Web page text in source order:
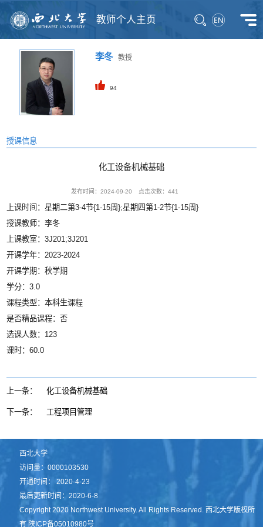
教师个人主页
李冬教授
94
授课信息
化工设备机械基础
发布时间：2024-09-20 点击次数：441
上课时间：星期二第3-4节{1-15周};星期四第1-2节{1-15周}
授课教师：李冬
上课教室：3J201;3J201
开课学年：2023-2024
开课学期：秋学期
学分：3.0
课程类型：本科生课程
是否精品课程：否
选课人数：123
课时：60.0
上一条： 化工设备机械基础
下一条： 工程项目管理
西北大学
访问量：0000103530
开通时间：2020-4-23
最后更新时间：2020-6-8
Copyright 2020 Northwest University. All Rights Reserved. 西北大学版权所
有 陕ICP备05010980号